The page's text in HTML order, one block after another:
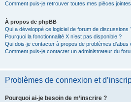
Comment puis-je retrouver toutes mes pièces
À propos de phpBB
Qui a développé ce logiciel de forum de discussions
Pourquoi la fonctionnalité X n’est pas disponible ?
Qui dois-je contacter à propos de problèmes d’abus
Comment puis-je contacter un administrateur du
Problèmes de connexion et
Pourquoi ai-je besoin de m’inscrire ?